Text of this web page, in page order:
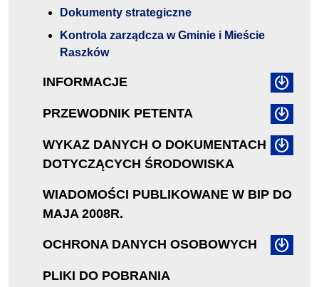
Dokumenty strategiczne
Kontrola zarządcza w Gminie i Mieście
Raszków
INFORMACJE
PRZEWODNIK PETENTA
WYKAZ DANYCH O DOKUMENTACH
DOTYCZĄCYCH ŚRODOWISKA
WIADOMOŚCI PUBLIKOWANE W BIP DO
MAJA 2008R.
OCHRONA DANYCH OSOBOWYCH
PLIKI DO POBRANIA